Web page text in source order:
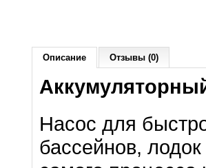
Описание Отзывы (0)
Насос для
бассейнов,